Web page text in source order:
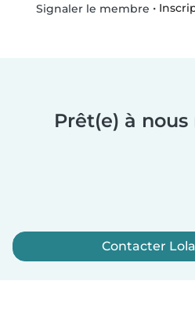
Signaler le membre •
Prêt(e) à
Contacter Lola